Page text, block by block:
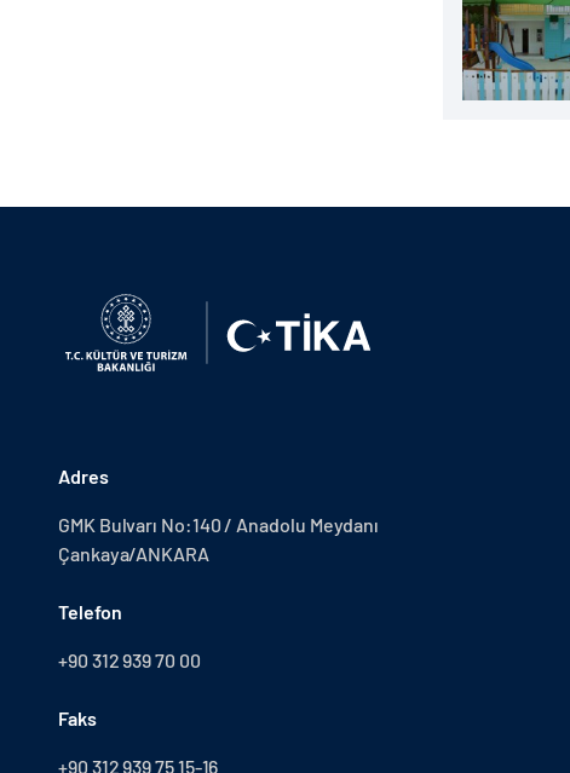
Adres
GMK Bulvarı No:140 / Anadolu Meydanı
Çankaya/ANKARA
Telefon
+90 312 939 70 00
Faks
+90 312 939 75 15-16